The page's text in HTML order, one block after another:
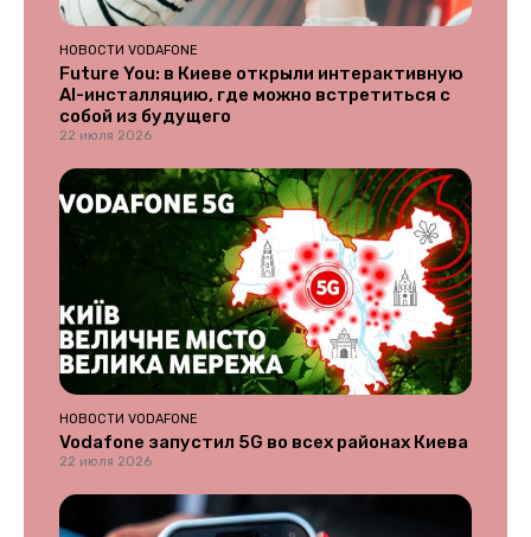
НОВОСТИ VODAFONE
Future You: в Киеве открыли интерактивную
AI-инсталляцию, где можно встретиться с
собой из будущего
22 июля 2026
НОВОСТИ VODAFONE
Vodafone запустил 5G во всех районах Киева
22 июля 2026